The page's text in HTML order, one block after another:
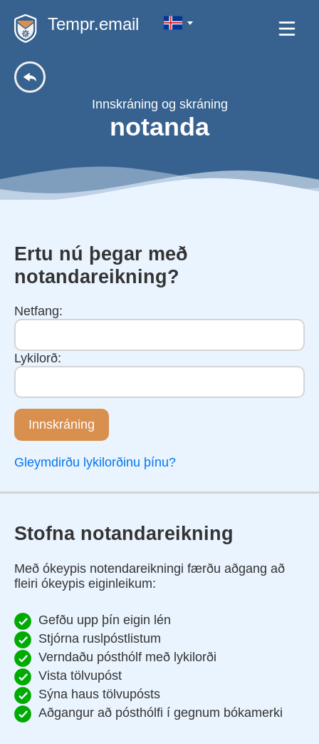
Tempr.email
Innskráning og skráning
notanda
Ertu nú þegar með
notandareikning?
Netfang:
Lykilorð:
Innskráning
Gleymdirðu lykilorðinu þínu?
Stofna notandareikning
Með ókeypis notendareikningi færðu aðgang að
fleiri ókeypis eiginleikum:
Gefðu upp þín eigin lén
Stjórna ruslpóstlistum
Verndaðu pósthólf með lykilorði
Vista tölvupóst
Sýna haus tölvupósts
Aðgangur að pósthólfi í gegnum bókamerki